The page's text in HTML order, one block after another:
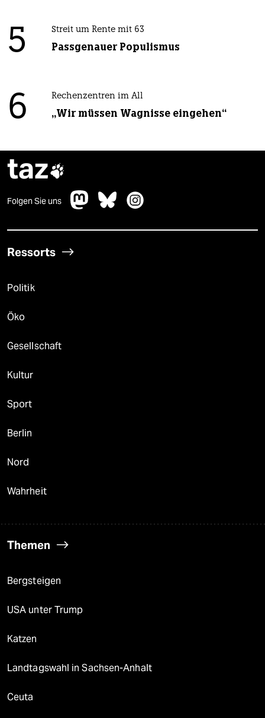
5 Streit um Rente mit 63
Passgenauer Populismus
6 Rechenzentren im All
„Wir müssen Wagnisse eingehen“
taz
Folgen Sie uns
Ressorts
Politik
Öko
Gesellschaft
Kultur
Sport
Berlin
Nord
Wahrheit
Themen
Bergsteigen
USA unter Trump
Katzen
Landtagswahl in Sachsen-Anhalt
Ceuta